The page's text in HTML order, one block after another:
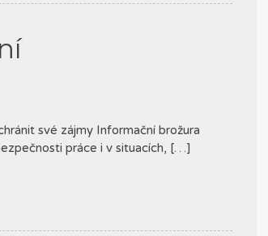
své zájmy Informační brožura
práce i v situacích, […]